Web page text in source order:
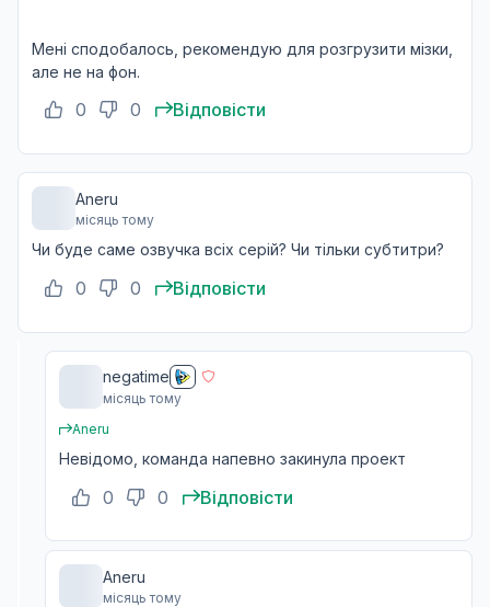
Мені сподобалось, рекомендую для розгрузити мізки,
але не на фон.
0 0 Відповісти
Aneru
місяць тому
Чи буде саме озвучка всіх серій? Чи тільки субтитри?
0 0 Відповісти
negatime
місяць тому
Aneru
Невідомо, команда напевно закинула проект
0 0 Відповісти
Aneru
місяць тому